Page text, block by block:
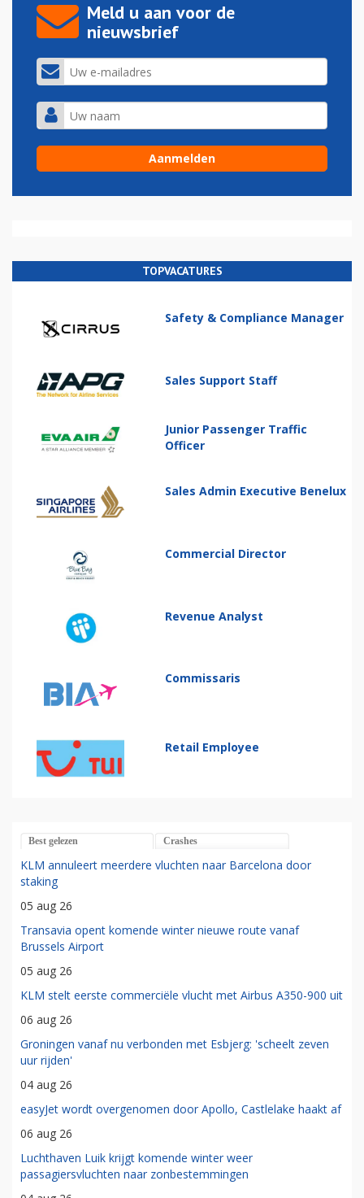
Meld u aan voor de
nieuwsbrief
TOPVACATURES
Safety & Compliance Manager
Sales Support Staff
Junior Passenger Traffic
Officer
Sales Admin Executive Benelux
Commercial Director
Revenue Analyst
Commissaris
Retail Employee
Best gelezen Crashes
KLM annuleert meerdere vluchten naar Barcelona door
staking
05 aug 26
Transavia opent komende winter nieuwe route vanaf
Brussels Airport
05 aug 26
KLM stelt eerste commerciële vlucht met Airbus A350-900 uit
06 aug 26
Groningen vanaf nu verbonden met Esbjerg: 'scheelt zeven
uur rijden'
04 aug 26
easyJet wordt overgenomen door Apollo, Castlelake haakt af
06 aug 26
Luchthaven Luik krijgt komende winter weer
passagiersvluchten naar zonbestemmingen